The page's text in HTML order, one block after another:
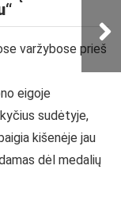
varžybose prieš
eigoje
sudėtyje,
kišenėje jau
dėl medalių